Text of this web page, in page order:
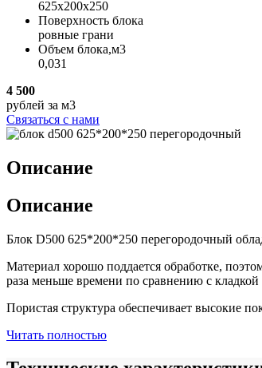
625х200х250
Поверхность блока
ровные грани
Объем блока,м3
0,031
4 500
рублей за м3
Связаться с нами
Описание
Описание
Блок D500 625*200*250 перегородочный
Материал хорошо поддается обработке,
раза меньше времени по сравнению с
Пористая структура обеспечивает высокие
Читать полностью